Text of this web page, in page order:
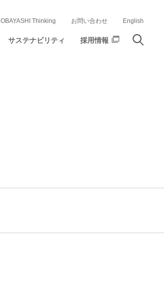
サステナビリティ 採用情報
OBAYASHI Thinking お問い合わせ English